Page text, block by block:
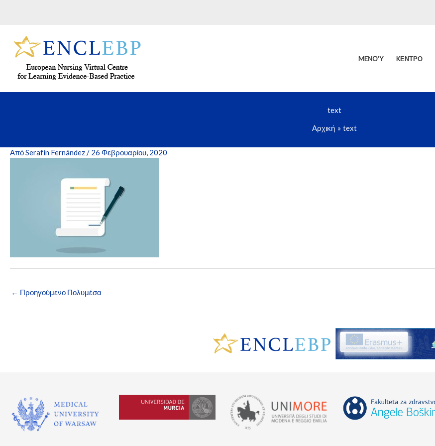
MENO’Y KΈΝΤΡΟ
text
Αρχική
text
ΑπόSerafín Fernández/ 26 Φεβρουαρίου, 2020
← Προηγούμενο Πολυμέσα